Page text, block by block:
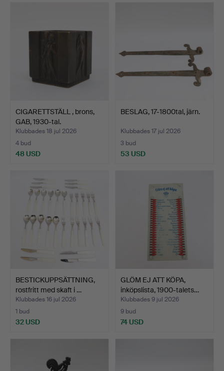
CIGARETTSTÄLL , brons,
GAB, 1930-tal.
Klubbades 18 jul 2026
4 bud
48 USD
BESLAG, 17-1800tal, järn.
Klubbades 17 jul 2026
3 bud
53 USD
BESTICKUPPSÄTTNING,
rostfritt med skaft i …
Klubbades 16 jul 2026
1 bud
32 USD
GLÖM EJ ATT KÖPA,
inköpslista, 1900-talets…
Klubbades 9 jul 2026
9 bud
74 USD